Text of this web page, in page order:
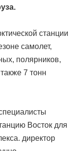
станции
самолет,
полярников,
7 тонн
Восток для
директор